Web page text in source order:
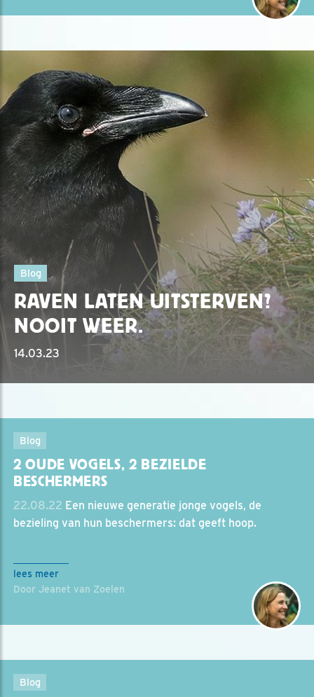
Blog
RAVEN LATEN UITSTERVEN?
NOOIT WEER.
14.03.23
Blog
2 OUDE VOGELS, 2 BEZIELDE
BESCHERMERS
22.08.22 Een nieuwe generatie jonge vogels, de
bezieling van hun beschermers: dat geeft hoop.
lees meer
Door Jeanet van Zoelen
Blog